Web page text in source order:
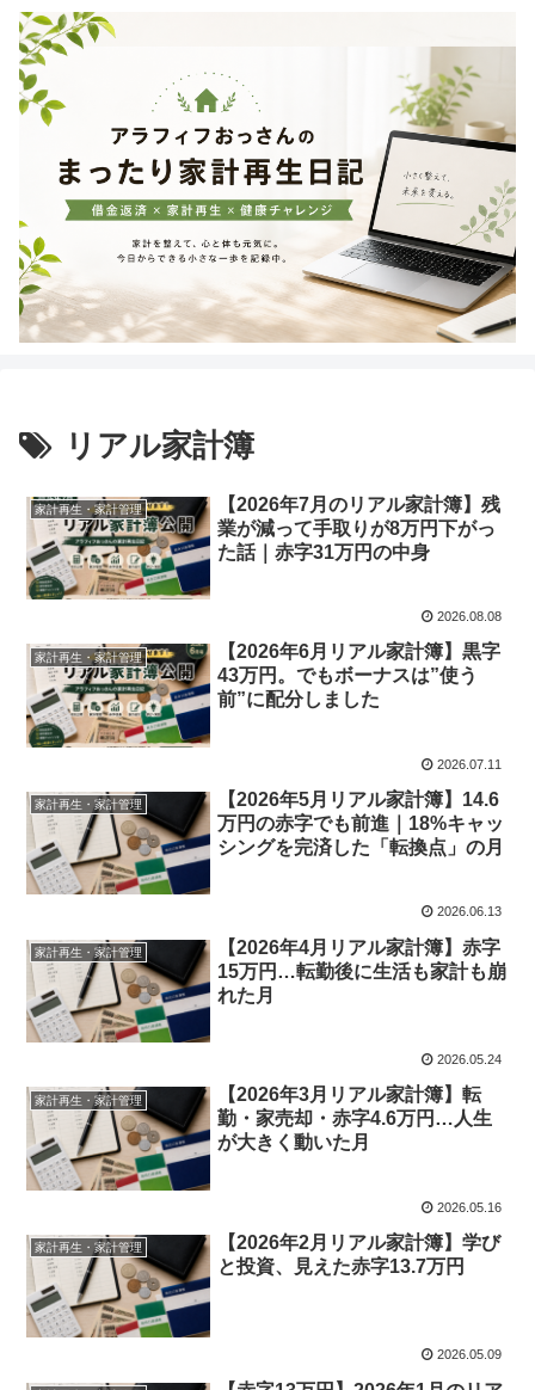
リアル家計簿
家計再生・家計管理
【2026年7月のリアル家計簿】残
業が減って手取りが8万円下がっ
た話｜赤字31万円の中身
2026.08.08
家計再生・家計管理
【2026年6月リアル家計簿】黒字
43万円。でもボーナスは”使う
前”に配分しました
2026.07.11
家計再生・家計管理
【2026年5月リアル家計簿】14.6
万円の赤字でも前進｜18%キャッ
シングを完済した「転換点」の月
2026.06.13
家計再生・家計管理
【2026年4月リアル家計簿】赤字
15万円…転勤後に生活も家計も崩
れた月
2026.05.24
家計再生・家計管理
【2026年3月リアル家計簿】転
勤・家売却・赤字4.6万円…人生
が大きく動いた月
2026.05.16
家計再生・家計管理
【2026年2月リアル家計簿】学び
と投資、見えた赤字13.7万円
2026.05.09